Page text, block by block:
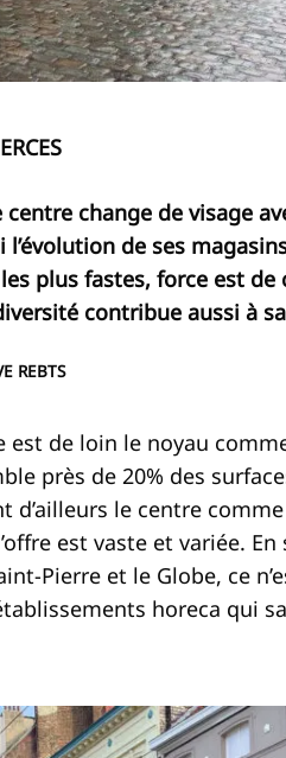
change de visage
l’évolution de ses
plus fastes, force est de
contribue aussi à
REBTS
est de loin le noyau
près de 20% des
d’ailleurs le centre
est vaste et variée.
Pierre et le Globe, ce
horeca qui